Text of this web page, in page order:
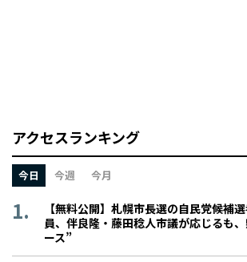
アクセスランキング
今日 今週 今月
【無料公開】札幌市長選の自民党候補
員、伴良隆・藤田稔人市議が応じるも
ース”